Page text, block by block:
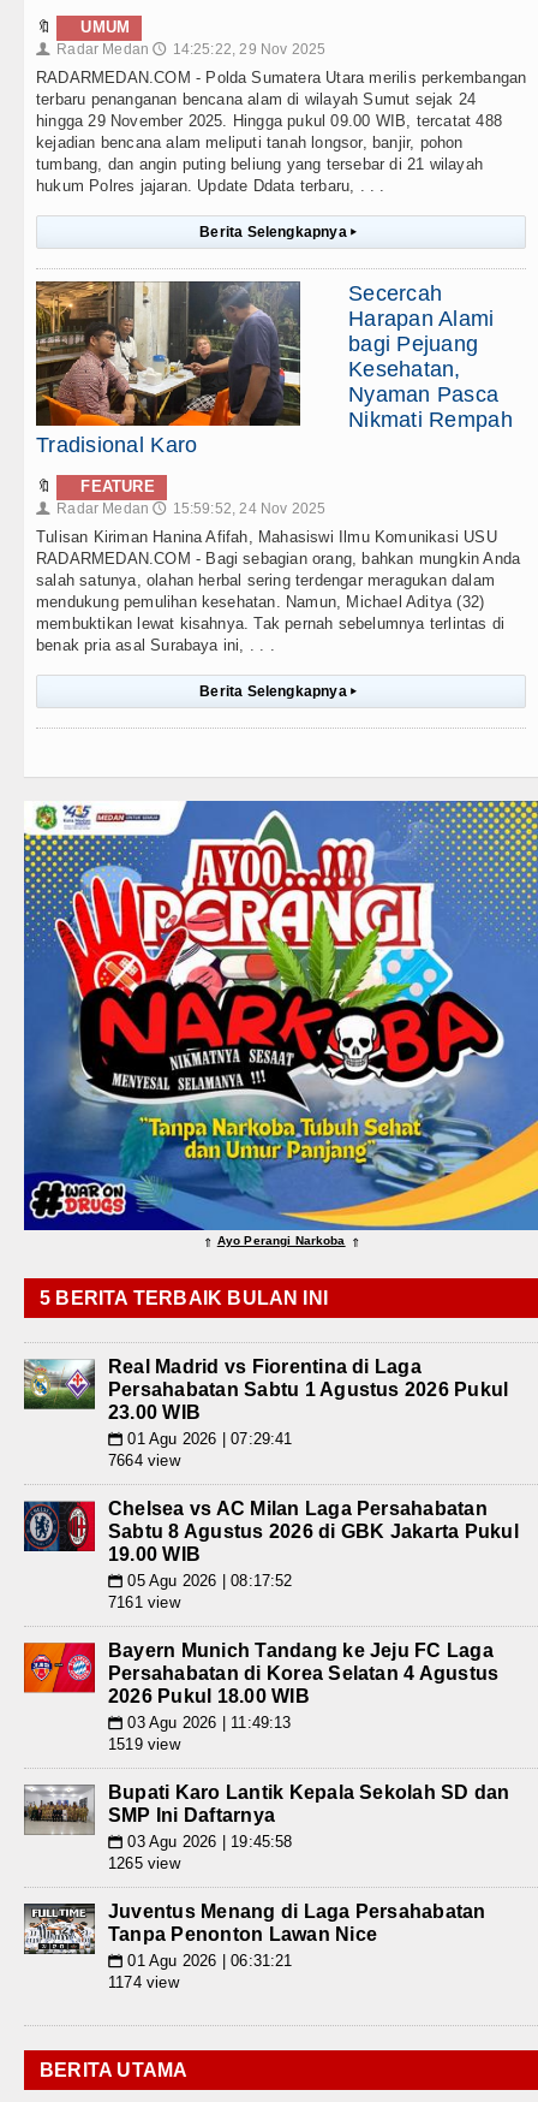
🔖 UMUM
👤 Radar Medan 🕔 14:25:22, 29 Nov 2025
RADARMEDAN.COM - Polda Sumatera Utara merilis perkembangan
terbaru penanganan bencana alam di wilayah Sumut sejak 24
hingga 29 November 2025. Hingga pukul 09.00 WIB, tercatat 488
kejadian bencana alam meliputi tanah longsor, banjir, pohon
tumbang, dan angin puting beliung yang tersebar di 21 wilayah
hukum Polres jajaran. Update Ddata terbaru, . . .
Berita Selengkapnya ▸
Secercah
Harapan Alami
bagi Pejuang
Kesehatan,
Nyaman Pasca
Nikmati Rempah
Tradisional Karo
🔖 FEATURE
👤 Radar Medan 🕔 15:59:52, 24 Nov 2025
Tulisan Kiriman Hanina Afifah, Mahasiswi Ilmu Komunikasi USU
RADARMEDAN.COM - Bagi sebagian orang, bahkan mungkin Anda
salah satunya, olahan herbal sering terdengar meragukan dalam
mendukung pemulihan kesehatan. Namun, Michael Aditya (32)
membuktikan lewat kisahnya. Tak pernah sebelumnya terlintas di
benak pria asal Surabaya ini, . . .
Berita Selengkapnya ▸
⇑ Ayo Perangi Narkoba ⇑
5 BERITA TERBAIK BULAN INI
Real Madrid vs Fiorentina di Laga
Persahabatan Sabtu 1 Agustus 2026 Pukul
23.00 WIB
📅 01 Agu 2026 | 07:29:41
7664 view
Chelsea vs AC Milan Laga Persahabatan
Sabtu 8 Agustus 2026 di GBK Jakarta Pukul
19.00 WIB
📅 05 Agu 2026 | 08:17:52
7161 view
Bayern Munich Tandang ke Jeju FC Laga
Persahabatan di Korea Selatan 4 Agustus
2026 Pukul 18.00 WIB
📅 03 Agu 2026 | 11:49:13
1519 view
Bupati Karo Lantik Kepala Sekolah SD dan
SMP Ini Daftarnya
📅 03 Agu 2026 | 19:45:58
1265 view
Juventus Menang di Laga Persahabatan
Tanpa Penonton Lawan Nice
📅 01 Agu 2026 | 06:31:21
1174 view
BERITA UTAMA